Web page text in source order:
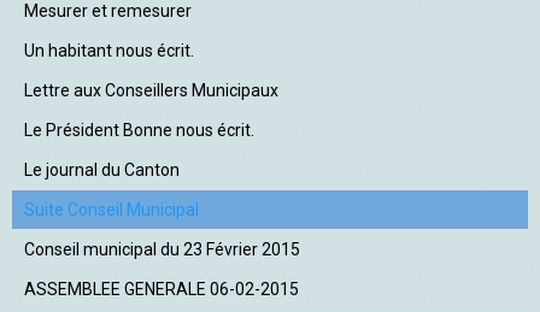
Mesurer et remesurer
Un habitant nous écrit.
Lettre aux Conseillers Municipaux
Le Président Bonne nous écrit.
Le journal du Canton
Suite Conseil Municipal
Conseil municipal du 23 Février 2015
ASSEMBLEE GENERALE 06-02-2015